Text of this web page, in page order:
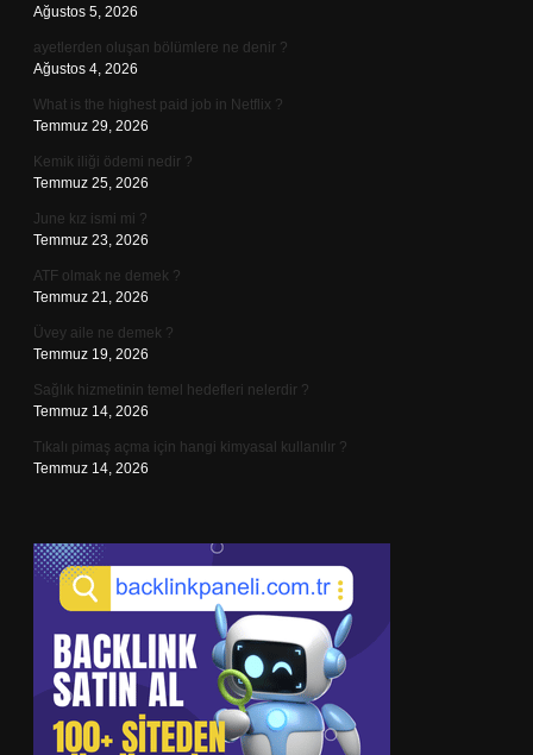
Ağustos 5, 2026
ayetlerden oluşan bölümlere ne denir ?
Ağustos 4, 2026
What is the highest paid job in Netflix ?
Temmuz 29, 2026
Kemik iliği ödemi nedir ?
Temmuz 25, 2026
June kız ismi mi ?
Temmuz 23, 2026
ATF olmak ne demek ?
Temmuz 21, 2026
Üvey aile ne demek ?
Temmuz 19, 2026
Sağlık hizmetinin temel hedefleri nelerdir ?
Temmuz 14, 2026
Tıkalı pimaş açma için hangi kimyasal kullanılır ?
Temmuz 14, 2026